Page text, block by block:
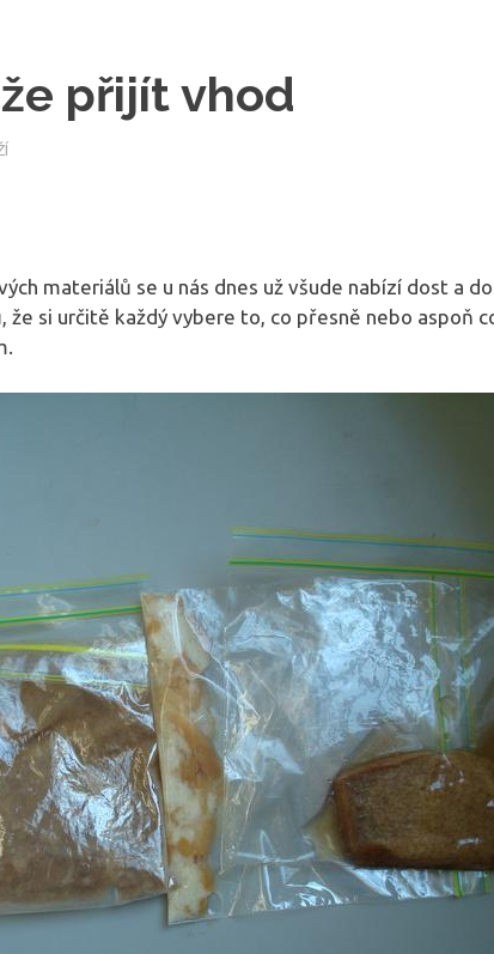
přijít vhod
materiálů se u nás dnes už všude nabízí dost a
že si určitě každý vybere to, co přesně nebo aspoň